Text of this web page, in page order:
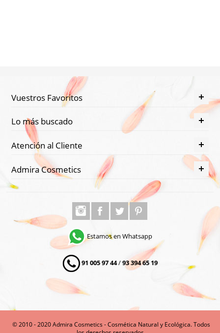
Vuestros Favoritos
Lo más buscado
Atención al Cliente
Admira Cosmetics
Estamos en Whatsapp
91 005 97 44/93 394 65 19
© 2010 - 2020 Admira Cosmetics - Cosmética Natural y Ecológica. Todos